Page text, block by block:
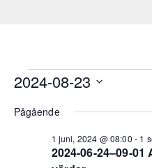
Evenemang
för
2024-08-23
datum.
Pågående
2024-06-24–09-
1 juni, 2024 @ 08:00 - 1